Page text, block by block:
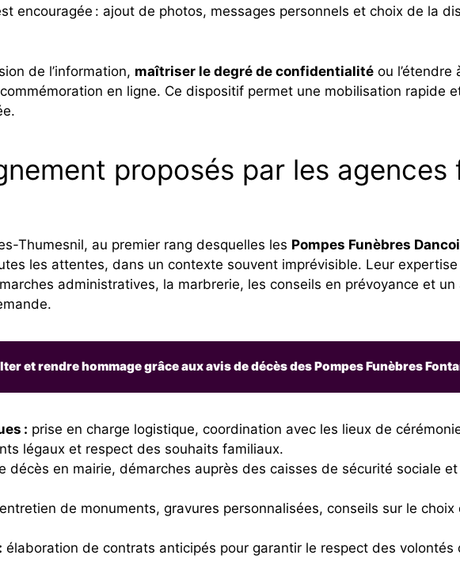
encouragée : ajout de photos, messages personnels et choix de la
de l’information, maîtriser le degré de confidentialité ou l’étendre
en ligne. Ce dispositif permet une mobilisation rapide
proposés par les agences
Thumesnil, au premier rang desquelles les Pompes Funèbres
les attentes, dans un contexte souvent imprévisible. Leur expertise
administratives, la marbrerie, les conseils en prévoyance et
et rendre hommage grâce aux avis de décès des Pompes Funèbres
: prise en charge logistique, coordination avec les lieux de
légaux et respect des souhaits familiaux.
décès en mairie, démarches auprès des caisses de sécurité sociale
de monuments, gravures personnalisées, conseils sur le
élaboration de contrats anticipés pour garantir le respect des